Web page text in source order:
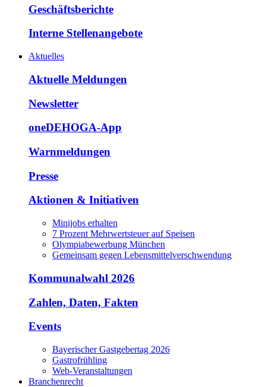
Geschäftsberichte
Interne Stellenangebote
Aktuelles
Aktuelle Meldungen
Newsletter
oneDEHOGA-App
Warnmeldungen
Presse
Aktionen & Initiativen
Minijobs erhalten
7 Prozent Mehrwertsteuer auf Speisen
Olympiabewerbung München
Gemeinsam gegen Lebensmittelverschwendung
Kommunalwahl 2026
Zahlen, Daten, Fakten
Events
Bayerischer Gastgebertag 2026
Gastrofrühling
Web-Veranstaltungen
Branchenrecht